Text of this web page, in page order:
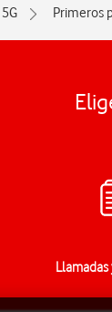
Primeros
Llamadas